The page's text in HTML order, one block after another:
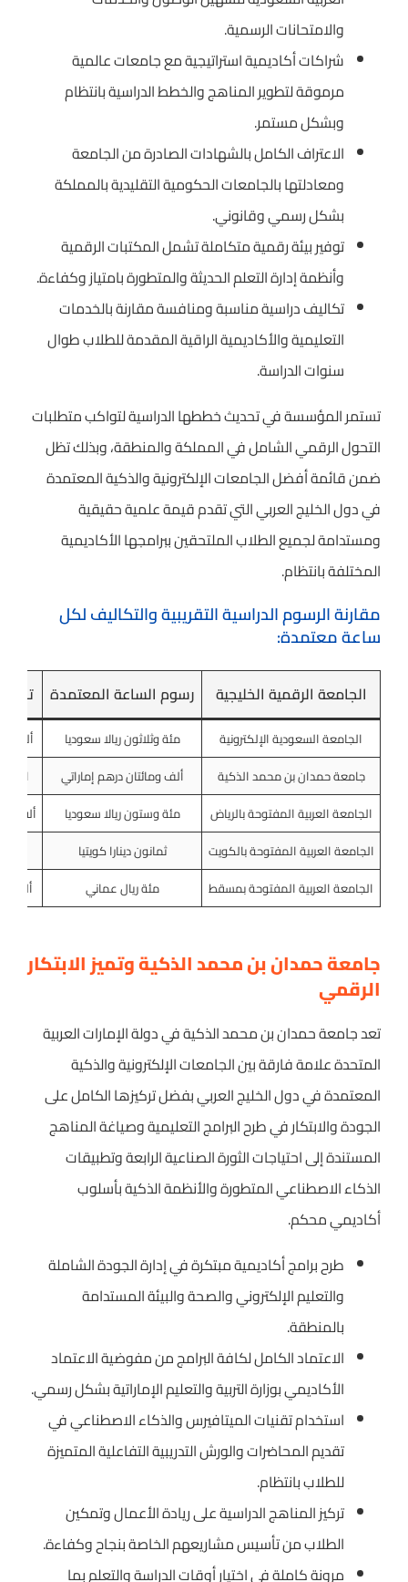
والامتحانات الرسمية.
شراكات أكاديمية استراتيجية مع جامعات عالمية
مرموقة لتطوير المناهج والخطط الدراسية بانتظام
وبشكل مستمر.
الاعتراف الكامل بالشهادات الصادرة من الجامعة
ومعادلتها بالجامعات الحكومية التقليدية بالمملكة
بشكل رسمي وقانوني.
توفير بيئة رقمية متكاملة تشمل المكتبات الرقمية
وأنظمة إدارة التعلم الحديثة والمتطورة بامتياز وكفاءة.
تكاليف دراسية مناسبة ومنافسة مقارنة بالخدمات
التعليمية والأكاديمية الراقية المقدمة للطلاب طوال
سنوات الدراسة.
تستمر المؤسسة في تحديث خططها الدراسية لتواكب متطلبات
التحول الرقمي الشامل في المملكة والمنطقة، وبذلك تظل
ضمن قائمة أفضل الجامعات الإلكترونية والذكية المعتمدة
في دول الخليج العربي التي تقدم قيمة علمية حقيقية
ومستدامة لجميع الطلاب الملتحقين ببرامجها الأكاديمية
المختلفة بانتظام.
مقارنة الرسوم الدراسية التقريبية والتكاليف لكل
ساعة معتمدة:
الجامعة الرقمية الخليجية رسوم الساعة المعتمدة
الجامعة السعودية الإلكترونية مئة وثلاثون ريالا سعوديا
ألف
جامعة حمدان بن محمد الذكية
ألف ومائتان درهم إماراتي
اثنا
الجامعة العربية المفتوحة بالرياض
مئة وستون ريالا سعوديا
ألفان
الجامعة العربية المفتوحة بالكويت
ثمانون دينارا كويتيا
الجامعة العربية المفتوحة بمسقط
مئة ريال عماني ألف
جامعة حمدان بن محمد الذكية وتميز الابتكار
الرقمي
تعد جامعة حمدان بن محمد الذكية في دولة الإمارات العربية
المتحدة علامة فارقة بين الجامعات الإلكترونية والذكية
المعتمدة في دول الخليج العربي بفضل تركيزها الكامل على
الجودة والابتكار في طرح البرامج التعليمية وصياغة المناهج
المستندة إلى احتياجات الثورة الصناعية الرابعة وتطبيقات
الذكاء الاصطناعي المتطورة والأنظمة الذكية بأسلوب
أكاديمي محكم.
طرح برامج أكاديمية مبتكرة في إدارة الجودة الشاملة
والتعليم الإلكتروني والصحة والبيئة المستدامة
بالمنطقة.
الاعتماد الكامل لكافة البرامج من مفوضية الاعتماد
الأكاديمي بوزارة التربية والتعليم الإماراتية بشكل رسمي.
استخدام تقنيات الميتافيرس والذكاء الاصطناعي في
تقديم المحاضرات والورش التدريبية التفاعلية المتميزة
للطلاب بانتظام.
تركيز المناهج الدراسية على ريادة الأعمال وتمكين
الطلاب من تأسيس مشاريعهم الخاصة بنجاح وكفاءة.
مرونة كاملة في اختيار أوقات الدراسة والتعلم بما